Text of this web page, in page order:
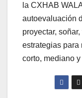
la CXHAB
autoevaluación
proyectar,
estrategias para
corto, mediano